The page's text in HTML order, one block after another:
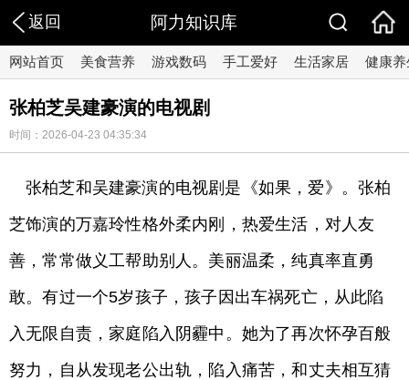
返回 阿力知识库
网站首页 美食营养 游戏数码 手工爱好 生活家居 健康养
张柏芝吴建豪演的电视剧
时间：2026-04-23 04:35:34
张柏芝和吴建豪演的电视剧是《如果，爱》。张柏
芝饰演的万嘉玲性格外柔内刚，热爱生活，对人友
善，常常做义工帮助别人。美丽温柔，纯真率直勇
敢。有过一个5岁孩子，孩子因出车祸死亡，从此陷
入无限自责，家庭陷入阴霾中。她为了再次怀孕百般
努力，自从发现老公出轨，陷入痛苦，和丈夫相互猜